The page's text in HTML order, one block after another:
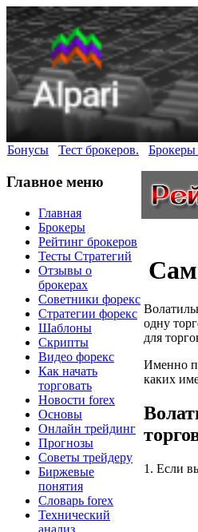
Бонусы Тест брокеров. Брокеры
Главное меню
Главная
Брокеры
Рейтинг брокеров
Тесты Стратегий
Отзывы о
брокерах
Советники форекс
Стратегии форекс
Шаблоны
Скрипты
Видео форекс
Как начать
торговать
Новости forex
Основы
Онлайн трейдинг
Прогнозы
Советы трейдеру
Биржевые
понятия
Словарь forex
Технический
анализ
одну
для
Именно
каких
1. Если